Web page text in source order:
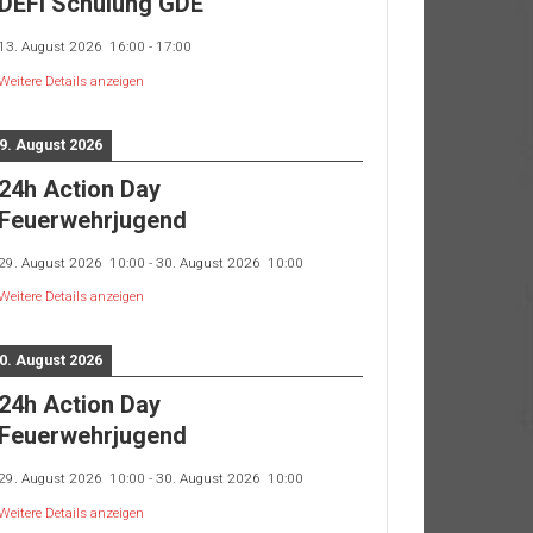
August 2026 16:00 - 17:00
Details anzeigen
August 2026
Action Day
August 2026 10:00 - 30. August 2026 10:00
Details anzeigen
August 2026
Action Day
August 2026 10:00 - 30. August 2026 10:00
Details anzeigen